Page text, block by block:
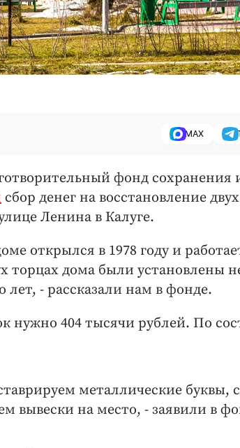
MAX
фонд сохранения
сбор денег на восстановление
Ленина в Калуге.
открылся в 1978 году и
торцах дома были установлены
лет, - рассказали нам в фонде.
нужно 404 тысячи рублей. По
металлические буквы,
вывески на место, - заявили в